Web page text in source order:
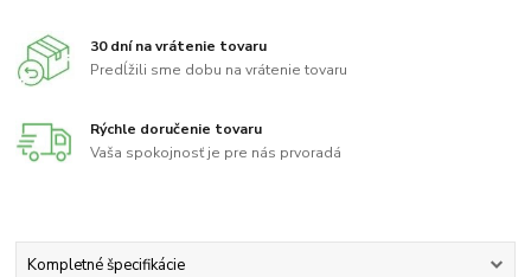
30 dní na vrátenie tovaru
Predĺžili sme dobu na vrátenie tovaru
Rýchle doručenie tovaru
Vaša spokojnosť je pre nás prvoradá
Kompletné špecifikácie